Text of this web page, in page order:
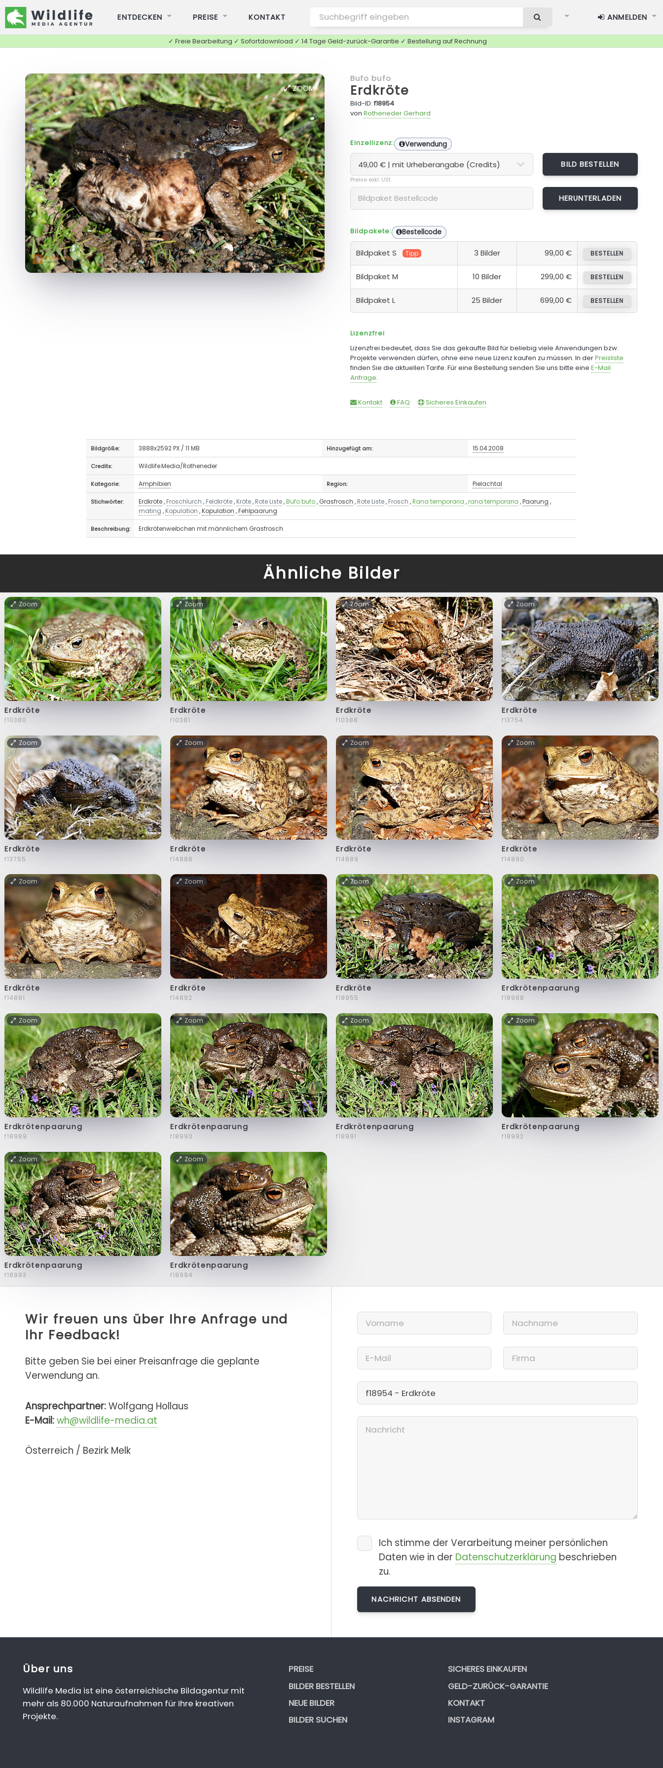
ENTDECKEN PREISE KONTAKT ANMELDEN
✓ Freie Bearbeitung ✓ Sofortdownload ✓ 14 Tage Geld-zurück-Garantie ✓ Bestellung auf Rechnung
ZOOM
Bufo bufo
Erdkröte
Bild-ID:f18954
von Rotheneder Gerhard
Einzellizenz: Verwendung
BILD BESTELLEN
Preise exkl. USt.
Bildpakete: Bestellcode
Bildpaket S Tipp 3 Bilder 99,00 € BESTELLEN
Bildpaket M 10 Bilder 299,00 € BESTELLEN
Bildpaket L 25 Bilder 699,00 € BESTELLEN
Lizenzfrei
Lizenzfrei bedeutet, dass Sie das gekaufte Bild für beliebig viele Anwendungen bzw.
Projekte verwenden dürfen, ohne eine neue Lizenz kaufen zu müssen. In derPreisliste
finden Sie die aktuellen Tarife. Für eine Bestellung senden Sie uns bitte eine E-Mail
Anfrage.
Kontakt FAQ Sicheres Einkaufen
Bildgröße: 3888x2592 PX / 11 MB Hinzugefügt am: 15.04.2008
Credits: Wildlife.Media/Rotheneder
Kategorie: Amphibien Region: Pielachtal
Stichwörter: Erdkröte, Froschlurch , Feldkröte, Kröte, Rote Liste,Bufo bufo, Grasfrosch , Rote Liste, Frosch ,Rana temporaria ,rana temporaria ,Paarung ,
mating , Kopulation ,Kopulation ,Fehlpaarung
Beschreibung: Erdkrötenweibchen mit männlichem Grasfrosch
Ähnliche Bilder
Zoom
Erdkröte
f10380
Zoom
Erdkröte
f10381
Zoom
Erdkröte
f10388
Zoom
Erdkröte
f13754
Zoom
Erdkröte
f13755
Zoom
Erdkröte
f14888
Zoom
Erdkröte
f14889
Zoom
Erdkröte
f14890
Zoom
Erdkröte
f14891
Zoom
Erdkröte
f14892
Zoom
Erdkröte
f18955
Zoom
Erdkrötenpaarung
f18988
Zoom
Erdkrötenpaarung
f18989
Zoom
Erdkrötenpaarung
f18990
Zoom
Erdkrötenpaarung
f18991
Zoom
Erdkrötenpaarung
f18992
Zoom
Erdkrötenpaarung
f18993
Zoom
Erdkrötenpaarung
f18994
Wir freuen uns über Ihre Anfrage und
Ihr Feedback!
Bitte geben Sie bei einer Preisanfrage die geplante
Verwendung an.
Ansprechpartner:Wolfgang Hollaus
E-Mail:wh@wildlife-media.at
Österreich / Bezirk Melk
Ich stimme der Verarbeitung meiner persönlichen
Daten wie in der Datenschutzerklärung beschrieben
zu.
Über uns
Wildlife Media ist eine österreichische Bildagentur mit
mehr als 80.000 Naturaufnahmen für Ihre kreativen
Projekte.
PREISE
BILDER BESTELLEN
NEUE BILDER
BILDER SUCHEN
SICHERES EINKAUFEN
GELD-ZURÜCK-GARANTIE
KONTAKT
INSTAGRAM